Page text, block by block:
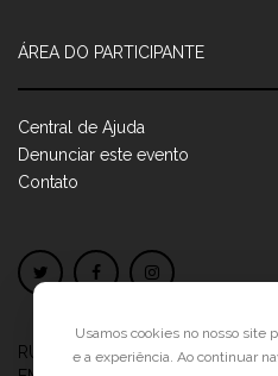
ÁREA DO PARTICIPANTE
Central de Ajuda
Denunciar este evento
Contato
RUA JOSÉ PONTES DE
Usamos cookies no nosso site
e a experiência. Ao continuar